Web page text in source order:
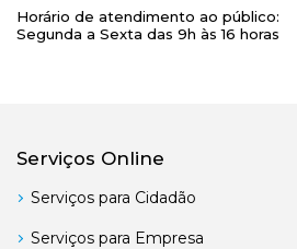
Horário de atendimento ao público:
Segunda a Sexta das 9h às 16 horas
Serviços Online
Serviços para Cidadão
Serviços para Empresa